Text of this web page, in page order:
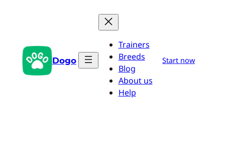
Dogo
Trainers
Breeds
Blog
About us
Help
Start now